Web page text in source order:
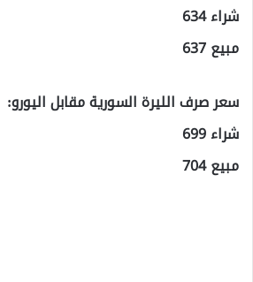
شراء 634
مبيع 637
سعر صرف الليرة السورية مقابل اليورو:
شراء 699
مبيع 704